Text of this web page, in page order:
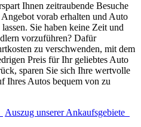
Ihnen zeitraubende Besuche
vorab erhalten und Auto
Sie haben keine Zeit und
vorzuführen? Dafür
zu verschwenden, mit dem
Preis für Ihr geliebtes Auto
sparen Sie sich Ihre wertvolle
Ihres Autos bequem von zu
Auszug unserer Ankaufsgebiete